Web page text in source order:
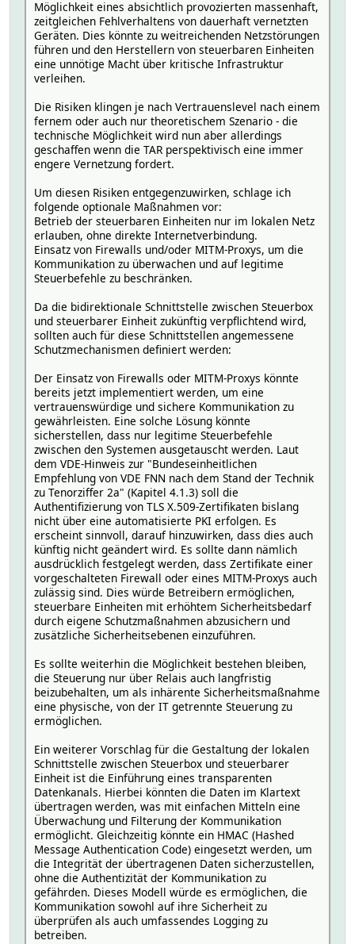
Möglichkeit eines absichtlich provozierten massenhaft,
zeitgleichen Fehlverhaltens von dauerhaft vernetzten
Geräten. Dies könnte zu weitreichenden Netzstörungen
führen und den Herstellern von steuerbaren Einheiten
eine unnötige Macht über kritische Infrastruktur
verleihen.
Die Risiken klingen je nach Vertrauenslevel nach einem
fernem oder auch nur theoretischem Szenario - die
technische Möglichkeit wird nun aber allerdings
geschaffen wenn die TAR perspektivisch eine immer
engere Vernetzung fordert.
Um diesen Risiken entgegenzuwirken, schlage ich
folgende optionale Maßnahmen vor:
Betrieb der steuerbaren Einheiten nur im lokalen Netz
erlauben, ohne direkte Internetverbindung.
Einsatz von Firewalls und/oder MITM-Proxys, um die
Kommunikation zu überwachen und auf legitime
Steuerbefehle zu beschränken.
Da die bidirektionale Schnittstelle zwischen Steuerbox
und steuerbarer Einheit zukünftig verpflichtend wird,
sollten auch für diese Schnittstellen angemessene
Schutzmechanismen definiert werden:
Der Einsatz von Firewalls oder MITM-Proxys könnte
bereits jetzt implementiert werden, um eine
vertrauenswürdige und sichere Kommunikation zu
gewährleisten. Eine solche Lösung könnte
sicherstellen, dass nur legitime Steuerbefehle
zwischen den Systemen ausgetauscht werden. Laut
dem VDE-Hinweis zur "Bundeseinheitlichen
Empfehlung von VDE FNN nach dem Stand der Technik
zu Tenorziffer 2a" (Kapitel 4.1.3) soll die
Authentifizierung von TLS X.509-Zertifikaten bislang
nicht über eine automatisierte PKI erfolgen. Es
erscheint sinnvoll, darauf hinzuwirken, dass dies auch
künftig nicht geändert wird. Es sollte dann nämlich
ausdrücklich festgelegt werden, dass Zertifikate einer
vorgeschalteten Firewall oder eines MITM-Proxys auch
zulässig sind. Dies würde Betreibern ermöglichen,
steuerbare Einheiten mit erhöhtem Sicherheitsbedarf
durch eigene Schutzmaßnahmen abzusichern und
zusätzliche Sicherheitsebenen einzuführen.
Es sollte weiterhin die Möglichkeit bestehen bleiben,
die Steuerung nur über Relais auch langfristig
beizubehalten, um als inhärente Sicherheitsmaßnahme
eine physische, von der IT getrennte Steuerung zu
ermöglichen.
Ein weiterer Vorschlag für die Gestaltung der lokalen
Schnittstelle zwischen Steuerbox und steuerbarer
Einheit ist die Einführung eines transparenten
Datenkanals. Hierbei könnten die Daten im Klartext
übertragen werden, was mit einfachen Mitteln eine
Überwachung und Filterung der Kommunikation
ermöglicht. Gleichzeitig könnte ein HMAC (Hashed
Message Authentication Code) eingesetzt werden, um
die Integrität der übertragenen Daten sicherzustellen,
ohne die Authentizität der Kommunikation zu
gefährden. Dieses Modell würde es ermöglichen, die
Kommunikation sowohl auf ihre Sicherheit zu
überprüfen als auch umfassendes Logging zu
betreiben.